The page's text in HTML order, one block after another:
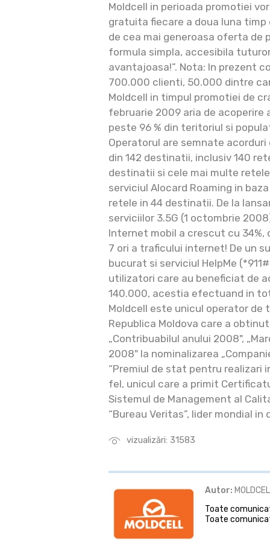
vizualizări: 31583
Moldcell in perioada promotiei
gratuita fiecare a doua luna timp
de cea mai generoasa oferta de
formula simpla, accesibila
avantajoasa!”. Nota: In prezent
700.000 clienti, 50.000 dintre
Moldcell in timpul promotiei de
februarie 2009 aria de
peste 96 % din teritoriul si
Operatorul are semnate
din 142 destinatii, inclusiv 140
destinatii si cele mai multe
serviciul Alocard Roaming in
retele in 44 destinatii. De la
serviciilor 3.5G (1 octombrie
Internet mobil a crescut cu 34%,
7 ori a traficului internet! De un
bucurat si serviciul HelpMe
utilizatori care au beneficiat de
140.000, acestia efectuand in
Moldcell este unicul operator de
Republica Moldova care a
„Contribuabilul anului 2008",
2008" la nominalizarea
“Premiul de stat pentru realizari
fel, unicul care a primit
Sistemul de Management al
“Bureau Veritas”, lider mondial
Autor:
Toate
Toate